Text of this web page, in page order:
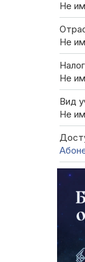
Не
Не
Не
Вид
Не